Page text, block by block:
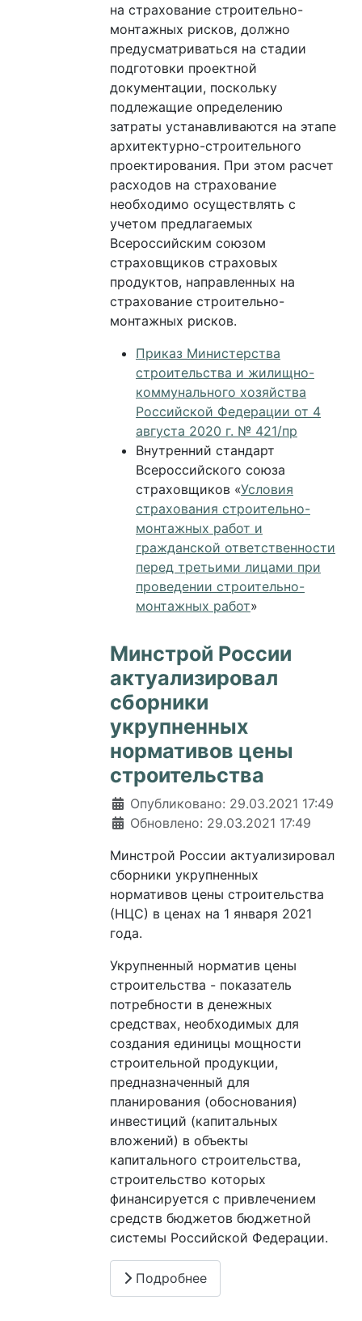
на страхование строительно-
монтажных рисков, должно
предусматриваться на стадии
подготовки проектной
документации, поскольку
подлежащие определению
затраты устанавливаются на этапе
архитектурно-строительного
проектирования. При этом расчет
расходов на страхование
необходимо осуществлять с
учетом предлагаемых
Всероссийским союзом
страховщиков страховых
продуктов, направленных на
страхование строительно-
монтажных рисков.
Приказ Министерства
строительства и жилищно-
коммунального хозяйства
Российской Федерации от 4
августа 2020 г. № 421/пр
Внутренний стандарт
Всероссийского союза
страховщиков «Условия
страхования строительно-
монтажных работ и
гражданской ответственности
перед третьими лицами при
проведении строительно-
монтажных работ»
Минстрой России
актуализировал
сборники
укрупненных
нормативов цены
строительства
Информация о материале
Опубликовано: 29.03.2021 17:49
Обновлено: 29.03.2021 17:49
Минстрой России актуализировал
сборники укрупненных
нормативов цены строительства
(НЦС) в ценах на 1 января 2021
года.
Укрупненный норматив цены
строительства - показатель
потребности в денежных
средствах, необходимых для
создания единицы мощности
строительной продукции,
предназначенный для
планирования (обоснования)
инвестиций (капитальных
вложений) в объекты
капитального строительства,
строительство которых
финансируется с привлечением
средств бюджетов бюджетной
системы Российской Федерации.
Подробнее